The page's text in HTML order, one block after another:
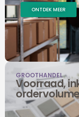
ONTDEK MEER
GROOTHANDEL
Voorraad,